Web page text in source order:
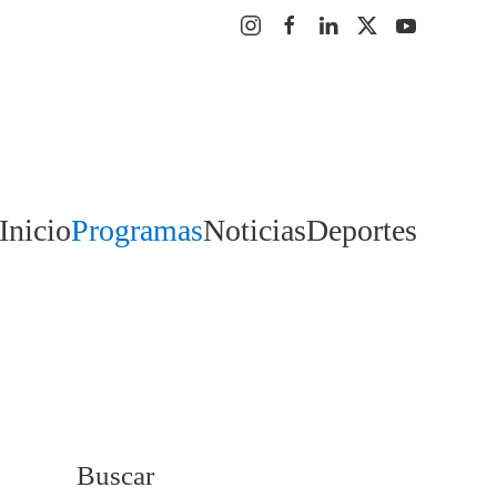
InicioProgramasNoticiasDeportes
Buscar